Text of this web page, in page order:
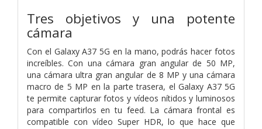
Tres objetivos y una potente
cámara
Con el Galaxy A37 5G en la mano, podrás hacer fotos
increíbles. Con una cámara gran angular de 50 MP,
una cámara ultra gran angular de 8 MP y una cámara
macro de 5 MP en la parte trasera, el Galaxy A37 5G
te permite capturar fotos y vídeos nítidos y luminosos
para compartirlos en tu feed. La cámara frontal es
compatible con vídeo Super HDR, lo que hace que